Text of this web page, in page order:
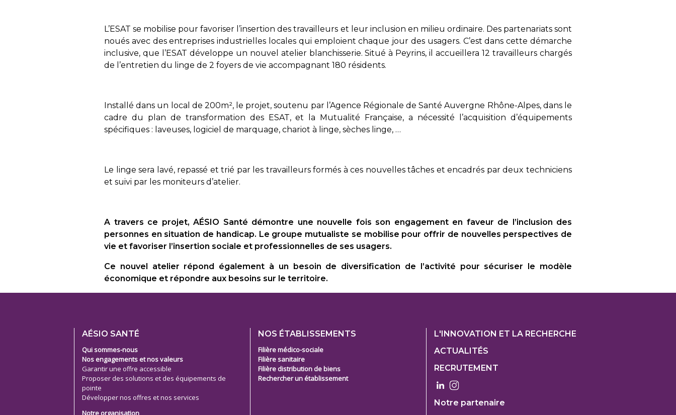
L’ESAT se mobilise pour favoriser l’insertion des travailleurs et leur inclusion en milieu ordinaire. Des partenariats sont
noués avec des entreprises industrielles locales qui emploient chaque jour des usagers. C’est dans cette démarche
inclusive, que l’ESAT développe un nouvel atelier blanchisserie. Situé à Peyrins, il accueillera 12 travailleurs chargés
de l’entretien du linge de 2 foyers de vie accompagnant 180 résidents.
Installé dans un local de 200m², le projet, soutenu par l’Agence Régionale de Santé Auvergne Rhône-Alpes, dans le
cadre du plan de transformation des ESAT, et la Mutualité Française, a nécessité l’acquisition d’équipements
spécifiques : laveuses, logiciel de marquage, chariot à linge, sèches linge, …
Le linge sera lavé, repassé et trié par les travailleurs formés à ces nouvelles tâches et encadrés par deux techniciens
et suivi par les moniteurs d’atelier.
A travers ce projet, AÉSIO Santé démontre une nouvelle fois son engagement en faveur de l’inclusion des
personnes en situation de handicap. Le groupe mutualiste se mobilise pour offrir de nouvelles perspectives de
vie et favoriser l’insertion sociale et professionnelles de ses usagers.
Ce nouvel atelier répond également à un besoin de diversification de l’activité pour sécuriser le modèle
économique et répondre aux besoins sur le territoire.
Footer
menu
AÉSIO SANTÉ
Qui sommes-nous
Nos engagements et nos valeurs
Garantir une offre accessible
Proposer des solutions et des équipements de
pointe
Développer nos offres et nos services
Notre organisation
Footer
1
Col
2
NOS ÉTABLISSEMENTS
Filière médico-sociale
Filière sanitaire
Filière distribution de biens
Rechercher un établissement
Footer
1
Col
3
L'INNOVATION ET LA RECHERCHE
ACTUALITÉS
RECRUTEMENT
Notre partenaire